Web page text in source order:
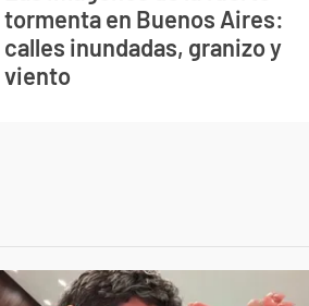
tormenta en Buenos Aires:
calles inundadas, granizo y
viento